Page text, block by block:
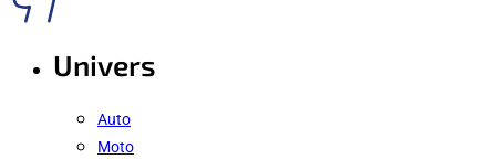
Univers
Auto
Moto